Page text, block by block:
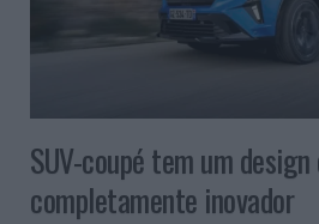
SUV-coupé tem um design
completamente inovador